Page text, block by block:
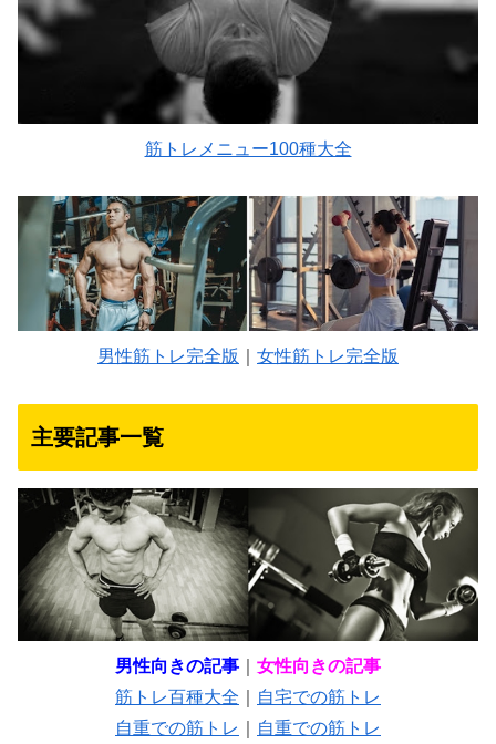
筋トレメニュー100種大全
男性筋トレ完全版 女性筋トレ完全版
主要記事一覧
男性向きの記事
女性向きの記事
筋トレ百種大全
自宅での筋トレ
自重での筋トレ
自重での筋トレ